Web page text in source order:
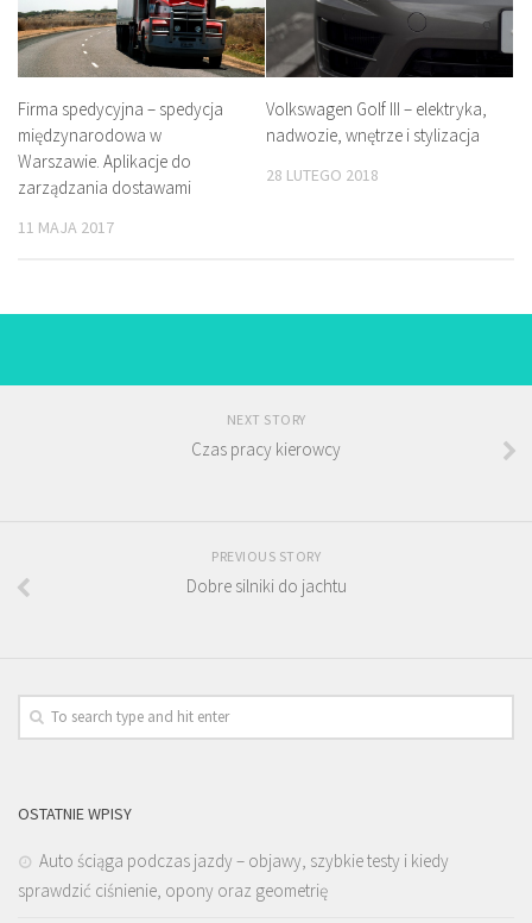
Firma spedycyjna – spedycja
międzynarodowa w
Warszawie. Aplikacje do
zarządzania dostawami
11 MAJA 2017
Volkswagen Golf III – elektryka,
nadwozie, wnętrze i stylizacja
28 LUTEGO 2018
NEXT STORY
Czas pracy kierowcy
PREVIOUS STORY
Dobre silniki do jachtu
OSTATNIE WPISY
Auto ściąga podczas jazdy – objawy, szybkie testy i kiedy
sprawdzić ciśnienie, opony oraz geometrię